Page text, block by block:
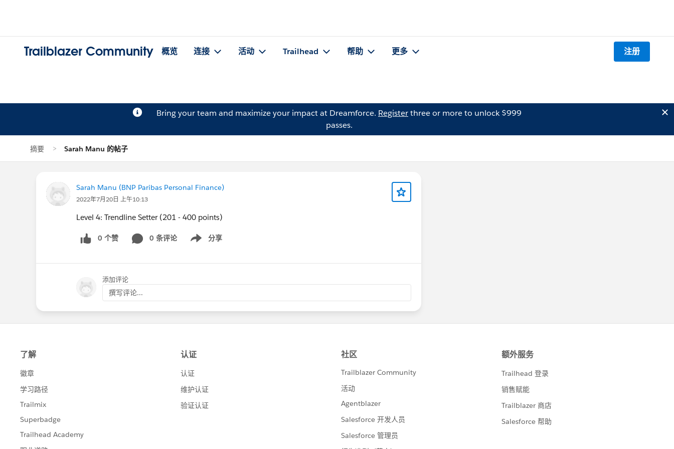
Trailblazer Community 概览 连接 活动 Trailhead 帮助 更多 注册
Bring your team and maximize your impact at Dreamforce. Registerthree or more to unlock $999
passes.
摘要 Sarah Manu 的帖子
Sarah Manu (BNP Paribas Personal Finance)
2022年7月20日 上午10:13
Level 4: Trendline Setter (201 - 400 points)
0 个赞 0 条评论 分享
Show menu
添加评论
撰写评论...